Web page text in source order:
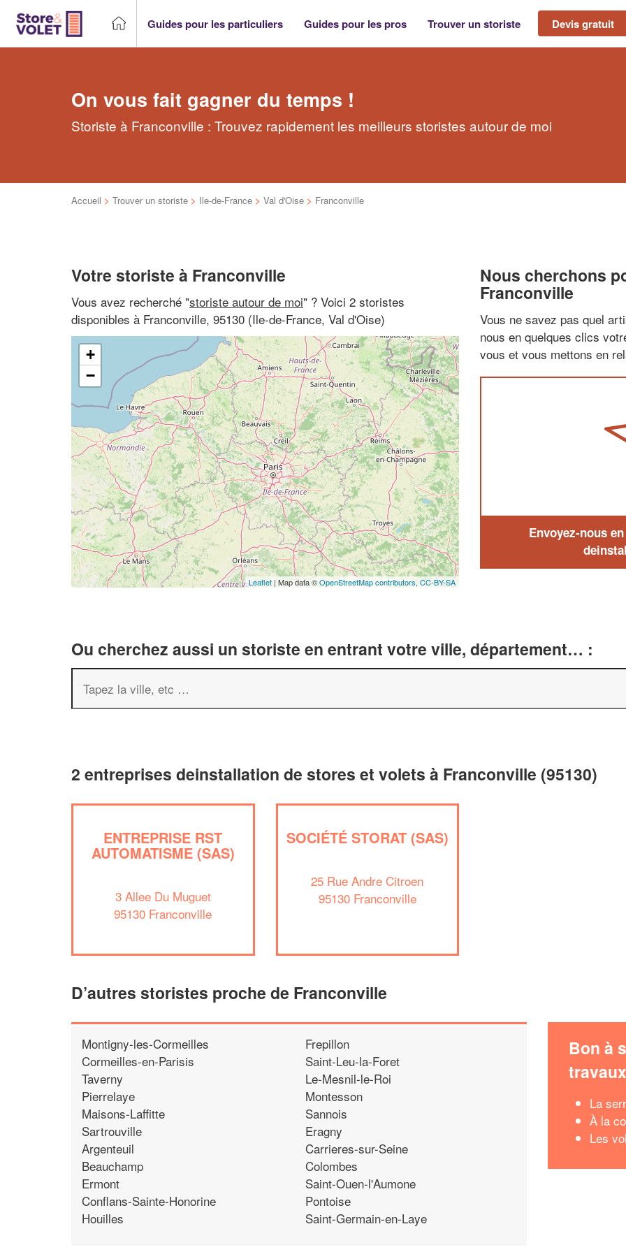
Guides pour les particuliers Guides pour les pros Trouver un storiste Devis gratuit
On vous fait gagner du temps !
Storiste à Franconville : Trouvez rapidement les meilleurs storistes autour de moi
Accueil > Trouver un storiste > Ile-de-France > Val d'Oise > Franconville
Votre storiste à Franconville
Vous avez recherché "storiste autour de moi" ? Voici 2 storistes
disponibles à Franconville, 95130 (Ile-de-France, Val d'Oise)
+
−
Leaflet | Map data ©OpenStreetMap contributors, CC-BY-SA
Nous cherchons
Franconville
Vous ne savez pas quel
nous en quelques clics
vous et vous mettons en
Envoyez-nous
Ou cherchez aussi un storiste en entrant votre ville, département… :
2 entreprises deinstallation de stores et volets à Franconville (95130)
ENTREPRISE RST
AUTOMATISME (SAS)
3 Allee Du Muguet
95130 Franconville
SOCIÉTÉ STORAT (SAS)
25 Rue Andre Citroen
95130 Franconville
D’autres storistes proche de Franconville
Montigny-les-Cormeilles
Cormeilles-en-Parisis
Taverny
Pierrelaye
Maisons-Laffitte
Sartrouville
Argenteuil
Beauchamp
Ermont
Conflans-Sainte-Honorine
Houilles
Frepillon
Saint-Leu-la-Foret
Le-Mesnil-le-Roi
Montesson
Sannois
Eragny
Carrieres-sur-Seine
Colombes
Saint-Ouen-l'Aumone
Pontoise
Saint-Germain-en-Laye
Bon à
travaux
La
À la
Les